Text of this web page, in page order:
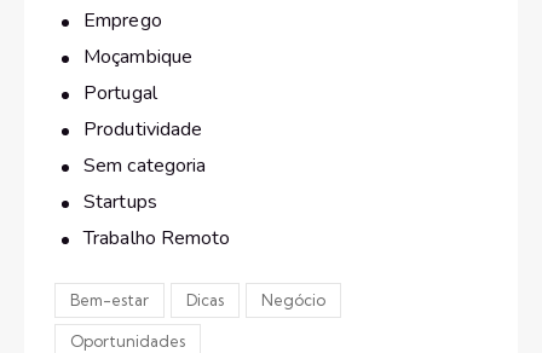
Emprego
Moçambique
Portugal
Produtividade
Sem categoria
Startups
Trabalho Remoto
Bem-estar Dicas Negócio
Oportunidades